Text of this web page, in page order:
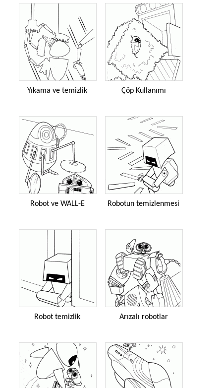
Yıkama ve temizlik Çöp Kullanımı
Robot ve WALL-E Robotun temizlenmesi
Robot temizlik Arızalı robotlar